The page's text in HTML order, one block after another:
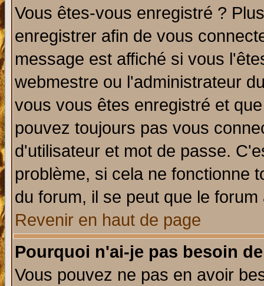
Vous êtes-vous enregistré ?
enregistrer afin de vous
message est affiché si vous
webmestre ou l'administrateur
vous vous êtes enregistré et
pouvez toujours pas vous
d'utilisateur et mot de passe.
problème, si cela ne fonctionne
du forum, il se peut que le
Revenir en haut de page
Pourquoi n'ai-je pas besoin
Vous pouvez ne pas en avoir